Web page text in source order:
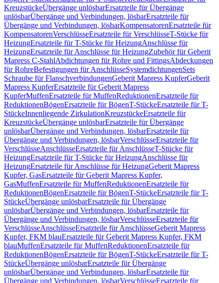
KreuzstückeÜbergänge unlösbarErsatzteile für Übergänge
unlösbarÜbergänge und Verbindungen, lösbarErsatzteile für
Übergänge und Verbindungen, lösbarKompensatorenErsatzteile für
KompensatorenVerschlüsseErsatzteile für VerschlüsseT-Stücke für
HeizungErsatzteile für T-Stücke für HeizungAnschlüsse für
HeizungErsatzteile für Anschlüsse für HeizungZubehör für Geberit
Mapress C-StahlAbdichtungen für Rohre und FittingsAbdeckungen
für RohreBefestigungen für AnschlüsseSystemdichtungenSets
Schraube für FlanschverbindungenGeberit Mapress KupferGeberit
Mapress KupferErsatzteile für Geberit Mapress
KupferMuffenErsatzteile für MuffenReduktionenErsatzteile für
ReduktionenBögenErsatzteile für BögenT-StückeErsatzteile für T-
StückeInnenliegende ZirkulationKreuzstückeErsatzteile für
KreuzstückeÜbergänge unlösbarErsatzteile für Übergänge
unlösbarÜbergänge und Verbindungen, lösbarErsatzteile für
Übergänge und Verbindungen, lösbarVerschlüsseErsatzteile für
VerschlüsseAnschlüsseErsatzteile für AnschlüsseT-Stücke für
HeizungErsatzteile für T-Stücke für HeizungAnschlüsse für
HeizungErsatzteile für Anschlüsse für HeizungGeberit Mapress
Kupfer, GasErsatzteile für Geberit Mapress Kupfer,
GasMuffenErsatzteile für MuffenReduktionenErsatzteile für
ReduktionenBögenErsatzteile für BögenT-StückeErsatzteile für T-
StückeÜbergänge unlösbarErsatzteile für Übergänge
unlösbarÜbergänge und Verbindungen, lösbarErsatzteile für
Übergänge und Verbindungen, lösbarVerschlüsseErsatzteile für
VerschlüsseAnschlüsseErsatzteile für AnschlüsseGeberit Mapress
Kupfer, FKM blauErsatzteile für Geberit Mapress Kupfer, FKM
blauMuffenErsatzteile für MuffenReduktionenErsatzteile für
ReduktionenBögenErsatzteile für BögenT-StückeErsatzteile für T-
StückeÜbergänge unlösbarErsatzteile für Übergänge
unlösbarÜbergänge und Verbindungen, lösbarErsatzteile für
Übergänge und Verbindungen, lösbarVerschlüsseErsatzteile für